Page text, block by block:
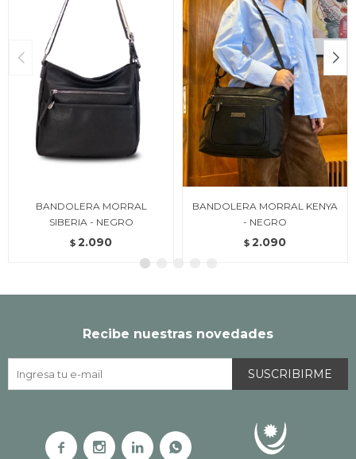
BANDOLERA MORRAL
SIBERIA - NEGRO
$ 2.090
BANDOLERA MORRAL KENYA
- NEGRO
$ 2.090
Recibe nuestras novedades
SUSCRIBIRME
   